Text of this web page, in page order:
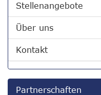
Stellenangebote
Über uns
Kontakt
Partnerschaften